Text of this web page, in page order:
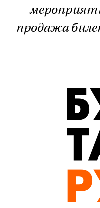
продажа